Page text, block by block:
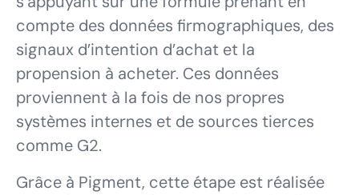
compte des données firmographiques, des
signaux d’intention d’achat et la
propension à acheter. Ces données
proviennent à la fois de nos propres
systèmes internes et de sources tierces
comme G2.
Grâce à Pigment, cette étape est réalisée